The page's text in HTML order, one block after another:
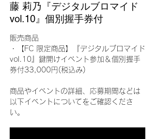
藤 莉乃『デジタルブロマイド
vol.10』個別握手券付
販売商品
・【FC 限定商品】『デジタルブロマイド
vol.10』鍵開けイベント参加＆個別握手
券付33,000円(税込み)
商品やイベントの詳細、応募期間などは
以下イベントについてをご確認くださ
い。